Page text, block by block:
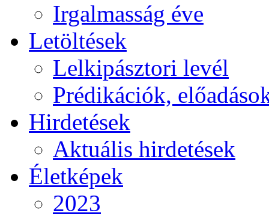
Irgalmasság éve
Letöltések
Lelkipásztori levél
Prédikációk,
Hirdetések
Aktuális hirdetések
Életképek
2023